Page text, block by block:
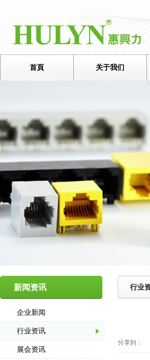
首頁 关于我们
新闻资讯
企业新闻
行业资讯
展会资讯
行业
分享到：